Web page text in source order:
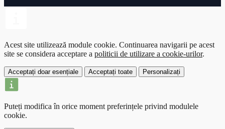
Acest site utilizează module cookie. Continuarea navigarii pe acest
site se considera acceptare a politicii de utilizare a cookie-urilor.
Acceptați doar esențiale Acceptați toate Personalizați
Puteți modifica în orice moment preferințele privind modulele
cookie.